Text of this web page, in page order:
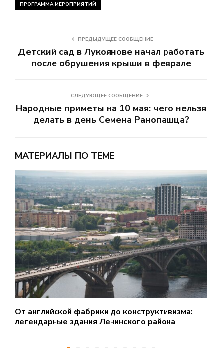
ПРОГРАММА МЕРОПРИЯТИЙ
ПРЕДЫДУЩЕЕ СООБЩЕНИЕ
Детский сад в Лукоянове начал работать
после обрушения крыши в феврале
СЛЕДУЮЩЕЕ СООБЩЕНИЕ
Народные приметы на 10 мая: чего нельзя
делать в день Семена Ранопашца?
МАТЕРИАЛЫ ПО ТЕМЕ
От английской фабрики до конструктивизма:
легендарные здания Ленинского района